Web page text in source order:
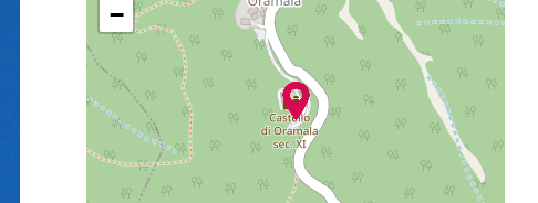
−
Regolazione dei colori
Inverti i colori
Contrasto
Contrasto